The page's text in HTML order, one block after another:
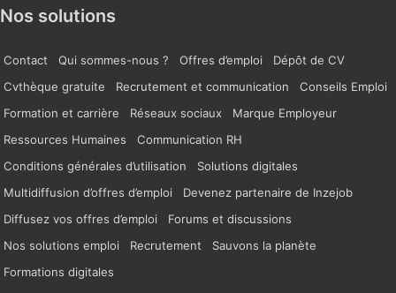
Nos solutions
Contact Qui sommes-nous ? Offres d’emploi
Dépôt de CV
Cvthèque gratuite
Recrutement et communication
Conseils Emploi
Formation et carrière
Réseaux sociaux
Marque Employeur
Ressources Humaines
Communication RH
Conditions générales d’utilisation
Solutions digitales
Multidiffusion d’offres d’emploi
Devenez partenaire de Inzejob
Diffusez vos offres d’emploi
Forums et discussions
Nos solutions emploi
Recrutement
Sauvons la planète
Formations digitales